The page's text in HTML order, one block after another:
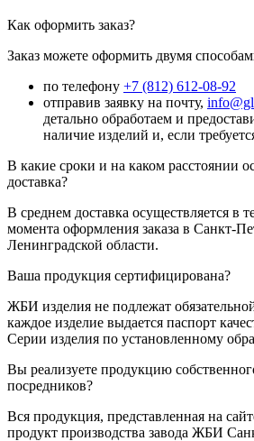
Как оформить заказ?
Заказ можете оформить двумя
по телефону +7 (812) 612-08-92
отправив заявку на почту,
детально обработаем и
наличие изделий и, если
В какие сроки и на каком расстоянии
доставка?
В среднем доставка осуществляется в
момента оформления заказа в Санкт-
Ленинградской области.
Ваша продукция сертифицирована?
ЖБИ изделия не подлежат
каждое изделие выдается паспорт
Серии изделия по установленному
Вы реализуете продукцию
посредников?
Вся продукция, представленная на
продукт производства завода ЖБИ